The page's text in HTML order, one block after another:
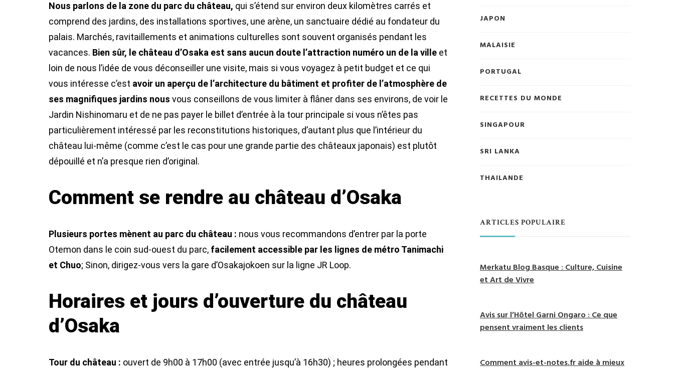
Nous parlons de la zone du parc du château, qui s’étend sur environ deux kilomètres carrés et
comprend des jardins, des installations sportives, une arène, un sanctuaire dédié au fondateur du
palais. Marchés, ravitaillements et animations culturelles sont souvent organisés pendant les
vacances. Bien sûr, le château d’Osaka est sans aucun doute l’attraction numéro un de la ville et
loin de nous l’idée de vous déconseiller une visite, mais si vous voyagez à petit budget et ce qui
vous intéresse c’est avoir un aperçu de l’architecture du bâtiment et profiter de l’atmosphère de
ses magnifiques jardins nous vous conseillons de vous limiter à flâner dans ses environs, de voir le
Jardin Nishinomaru et de ne pas payer le billet d’entrée à la tour principale si vous n’êtes pas
particulièrement intéressé par les reconstitutions historiques, d’autant plus que l’intérieur du
château lui-même (comme c’est le cas pour une grande partie des châteaux japonais) est plutôt
dépouillé et n’a presque rien d’original.
Comment se rendre au château d’Osaka
Plusieurs portes mènent au parc du château : nous vous recommandons d’entrer par la porte
Otemon dans le coin sud-ouest du parc, facilement accessible par les lignes de métro Tanimachi
et Chuo; Sinon, dirigez-vous vers la gare d’Osakajokoen sur la ligne JR Loop.
Horaires et jours d’ouverture du château
d’Osaka
Tour du château : ouvert de 9h00 à 17h00 (avec entrée jusqu’à 16h30) ; heures prolongées pendant
JAPON
MALAISIE
PORTUGAL
RECETTES DU MONDE
SINGAPOUR
SRI LANKA
THAILANDE
ARTICLES POPULAIRE
Merkatu Blog Basque : Culture, Cuisine
et Art de Vivre
Avis sur l’Hôtel Garni Ongaro : Ce que
pensent vraiment les clients
Comment avis-et-notes.fr aide à mieux